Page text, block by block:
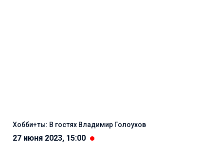
Хобби+ты: В гостях Владимир Голоухов
27 июня 2023, 15:00